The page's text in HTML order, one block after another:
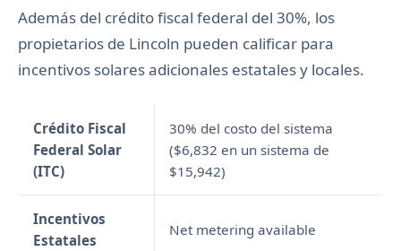
Además del crédito fiscal federal del 30%, los
propietarios de Lincoln pueden calificar para
incentivos solares adicionales estatales y locales.
Crédito Fiscal
Federal Solar
(ITC)
30% del costo del sistema
($6,832 en un sistema de
$15,942)
Incentivos
Estatales
Net metering available